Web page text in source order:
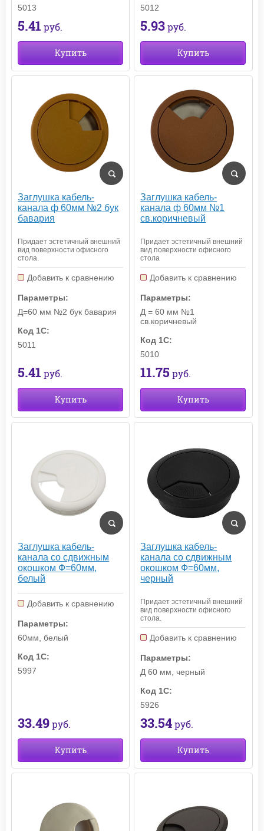
5013
5.41руб.
Купить
5012
5.93 руб.
Купить
Заглушка кабель-
канала ф 60мм №2 бук
бавария
Придает эстетичный внешний
вид поверхности офисного
стола.
Добавить к сравнению
Параметры:
Д=60 мм №2 бук бавария
Код 1С:
5011
5.41руб.
Купить
Заглушка кабель-
канала ф 60мм №1
св.коричневый
Придает эстетичный внешний
вид поверхности офисного
стола
Добавить к сравнению
Параметры:
Д = 60 мм №1
св.коричневый
Код 1С:
5010
11.75 руб.
Купить
Заглушка кабель-
канала со сдвижным
окошком Ф=60мм,
белый
Добавить к сравнению
Параметры:
60мм, белый
Код 1С:
5997
33.49руб.
Купить
Заглушка кабель-
канала со сдвижным
окошком Ф=60мм,
черный
Придает эстетичный внешний
вид поверхности офисного
стола.
Добавить к сравнению
Параметры:
Д 60 мм, черный
Код 1С:
5926
33.54 руб.
Купить